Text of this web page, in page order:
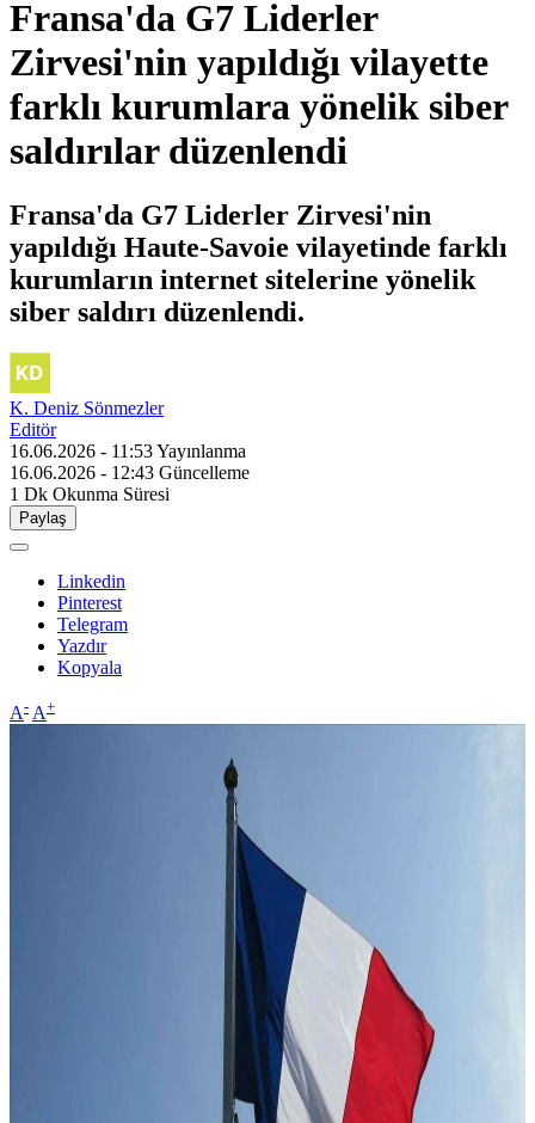
Fransa'da G7 Liderler
Zirvesi'nin yapıldığı vilayette
farklı kurumlara yönelik siber
saldırılar düzenlendi
Fransa'da G7 Liderler Zirvesi'nin
yapıldığı Haute-Savoie vilayetinde farklı
kurumların internet sitelerine yönelik
siber saldırı düzenlendi.
K. Deniz Sönmezler
Editör
16.06.2026 - 11:53Yayınlanma
16.06.2026 - 12:43 Güncelleme
1 Dk Okunma Süresi
Paylaş
Linkedin
Pinterest
Telegram
Yazdır
Kopyala
A- A+